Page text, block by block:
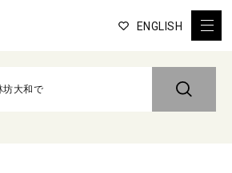
ENGLISH